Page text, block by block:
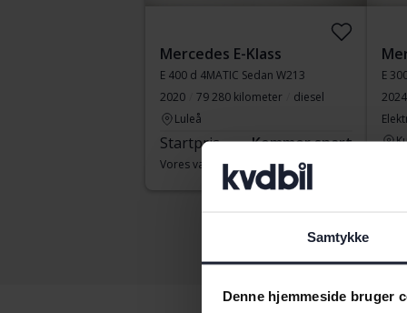
Samtykke
Denne hjemmeside bruger
Mercedes E-Klass
E 400 d 4MATIC Sedan W213
2020
79 280 kilometer
diesel
Luleå
Startpris Kommer snart
Vores værdiansættelse er på vej
E
2024